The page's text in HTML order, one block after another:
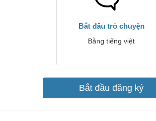
Bắt đầu trò chuyện
Bằng tiếng việt
Bắt đầu đăng ký